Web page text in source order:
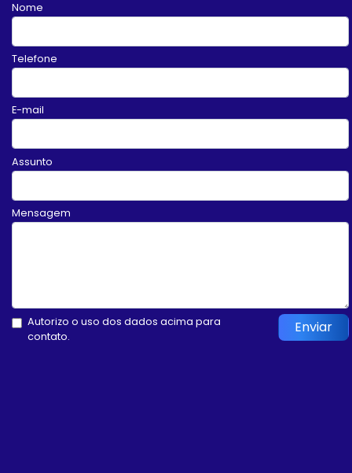
Nome
Telefone
E-mail
Assunto
Mensagem
Autorizo o uso dos dados acima para
contato.
Enviar